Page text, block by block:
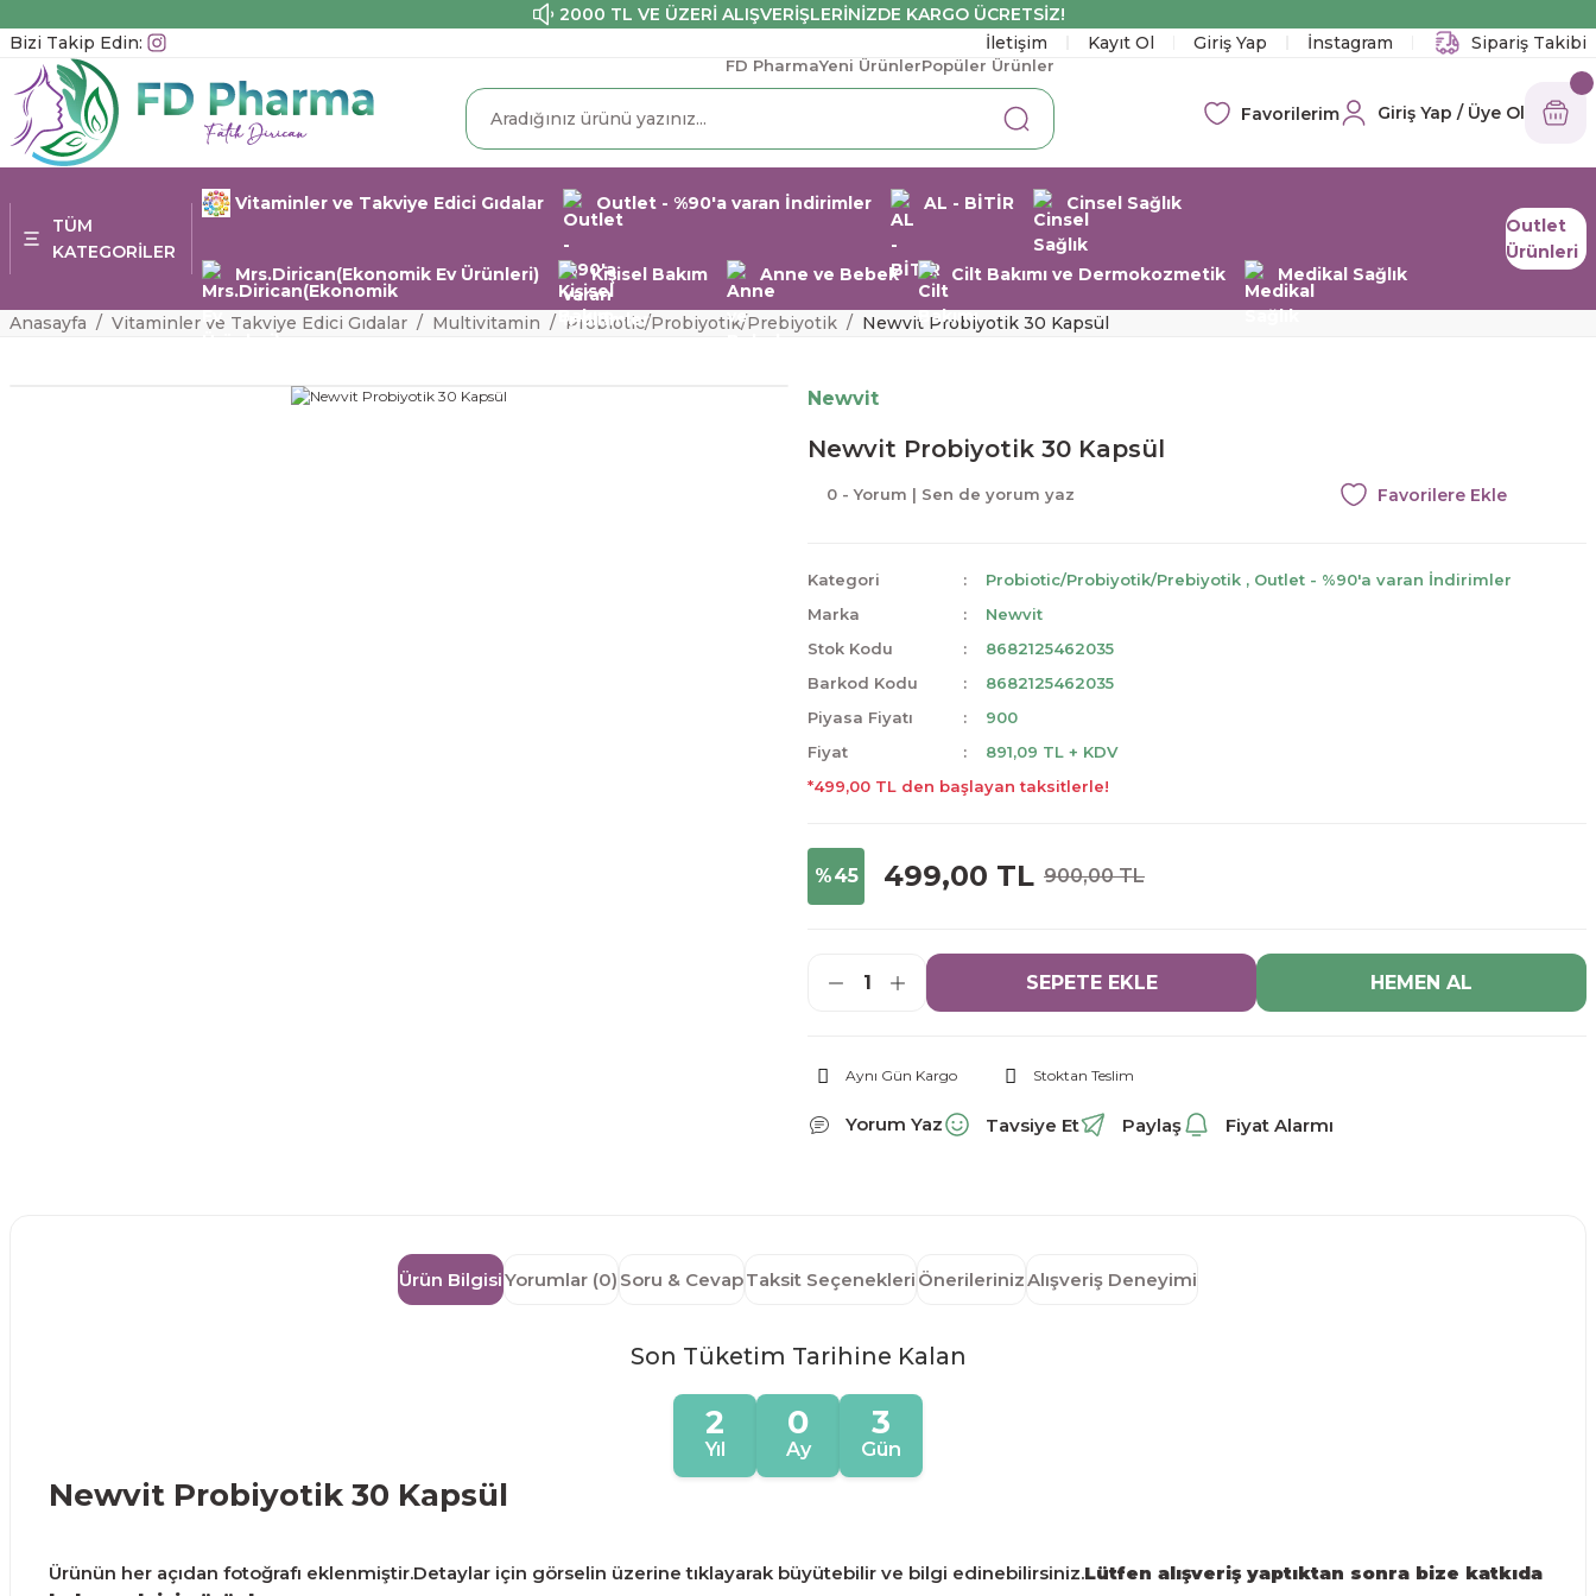
2000 TL VE ÜZERİ ALIŞVERİŞLERİNİZDE KARGO ÜCRETSİZ!
Bizi Takip Edin:
İletişim Kayıt Ol Giriş Yap İnstagram Sipariş Takibi
FD PharmaYeni ÜrünlerPopüler Ürünler
Favorilerim Giriş Yap / Üye Ol
TÜM
KATEGORİLER
Vitaminler ve Takviye Edici Gıdalar Outlet - %90'a varan İndirimler AL - BİTİR Cinsel Sağlık
Mrs.Dirican(Ekonomik Ev Ürünleri) Kişisel Bakım Anne ve Bebek Cilt Bakımı ve Dermokozmetik Medikal Sağlık
Outlet
Ürünleri
Anasayfa Vitaminler ve Takviye Edici Gıdalar Multivitamin Probiotic/Probiyotik/Prebiyotik Newvit Probiyotik 30 Kapsül
Newvit
Newvit Probiyotik 30 Kapsül
0 - Yorum | Sen de yorum yaz
Kategori Probiotic/Probiyotik/Prebiyotik , Outlet - %90'a varan İndirimler
Marka
Newvit
Stok Kodu
8682125462035
Barkod Kodu
8682125462035
Piyasa Fiyatı
900
Fiyat
891,09 TL + KDV
*499,00 TL den başlayan taksitlerle!
%45 499,00 TL 900,00 TL
SEPETE EKLE HEMEN AL
Aynı Gün Kargo Stoktan Teslim
Yorum Yaz Tavsiye Et Paylaş Fiyat Alarmı
Ürün BilgisiYorumlar (0) Soru & CevapTaksit Seçenekleri ÖnerilerinizAlışveriş Deneyimi
Son Tüketim Tarihine Kalan
2
Yıl
0
Ay
3
Gün
Newvit Probiyotik 30 Kapsül
Ürünün her açıdan fotoğrafı eklenmiştir.Detaylar için görselin üzerine tıklayarak büyütebilir ve bilgi edinebilirsiniz.Lütfen alışveriş yaptıktan sonra bize katkıda